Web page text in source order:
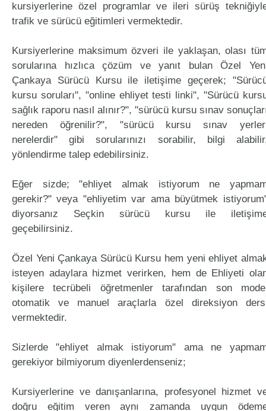
kursiyerlerine özel programlar ve ileri sürüş
trafik ve sürücü eğitimleri vermektedir.
Kursiyerlerine maksimum özveri ile yaklaşan, olası
sorularına hızlıca çözüm ve yanıt bulan Özel
Çankaya Sürücü Kursu ile iletişime geçerek;
kursu soruları", "online ehliyet testi linki", "Sürücü
sağlık raporu nasıl alınır?", "sürücü kursu sınav
nereden öğrenilir?", "sürücü kursu sınav
nerelerdir" gibi sorularınızı sorabilir, bilgi
yönlendirme talep edebilirsiniz.
Eğer sizde; "ehliyet almak istiyorum ne
gerekir?" veya "ehliyetim var ama büyütmek
diyorsanız Seçkin sürücü kursu ile
geçebilirsiniz.
Özel Yeni Çankaya Sürücü Kursu hem yeni ehliyet
isteyen adaylara hizmet verirken, hem de Ehliyeti
kişilere tecrübeli öğretmenler tarafından son
otomatik ve manuel araçlarla özel direksiyon
vermektedir.
Sizlerde "ehliyet almak istiyorum" ama ne
gerekiyor bilmiyorum diyenlerdenseniz;
Kursiyerlerine ve danışanlarına, profesyonel hizmet
doğru eğitim veren aynı zamanda uygun